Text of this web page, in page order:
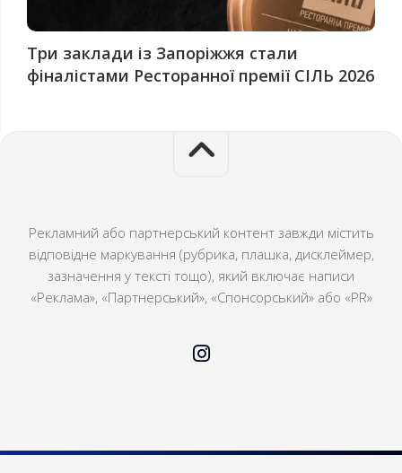
Три заклади із Запоріжжя стали
фіналістами Ресторанної премії СІЛЬ 2026
Рекламний або партнерський контент завжди містить
відповідне маркування (рубрика, плашка, дисклеймер,
зазначення у тексті тощо), який включає написи
«Реклама», «Партнерський», «Спонсорський» або «PR»